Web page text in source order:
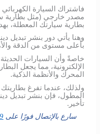
فاشتراك السيارة
مصدر خارجي (مثل بطارية
بطارية سيارتك المعطلة،
وهنا يأتي دور بنشر تبديل
بأعلى مستوى من الدقة
خاصةً وأن السيارات
الإلكترونية، مما يجعل
المحرك والأنظمة الذكية.
ولذلك، عندما تفرغ
المطول، فإن بنشر تبديل
تأخير.
سارع بالإتصال فورًا على